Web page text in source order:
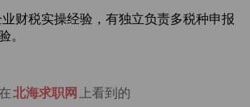
财税实操经验，有独立负责多税种申报
。
北海求职网 上看到的